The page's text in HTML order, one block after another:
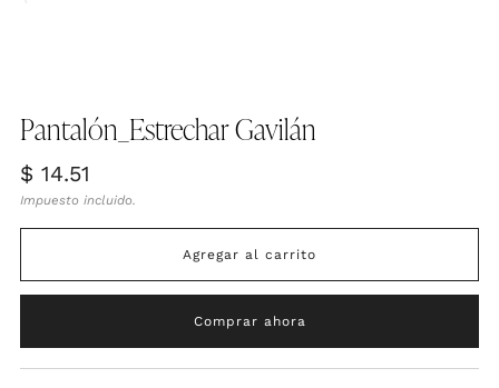
Pantalón_Estrechar Gavilán
Precio
habitual
$ 14.51
Impuesto incluido.
Agregar al carrito
Comprar ahora